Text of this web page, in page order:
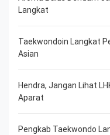
Langkat
Taekwondoin Langkat
Asian
Hendra, Jangan Lihat
Aparat
Pengkab Taekwondo